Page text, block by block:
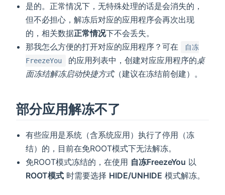
是的。正常情况下，无特殊处理的话是会消失的，
但不必担心，解冻后对应的应用程序会再次出现
的，相关数据正常情况下不会丢失。
那我怎么方便的打开对应的应用程序？可在
自冻
FreezeYou
的应用列表中，创建对应应用程序的桌
面冻结解冻启动快捷方式（建议在冻结前创建）。
部分应用解冻不了
有些应用是系统（含系统应用）执行了停用（冻
结）的，目前在免ROOT模式下无法解冻。
免ROOT模式冻结的，在使用 自冻FreezeYou 以
ROOT模式 时需要选择 HIDE/UNHIDE 模式解冻。